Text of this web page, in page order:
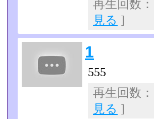
再生回
見る ]
1
555
再生回
見る ]